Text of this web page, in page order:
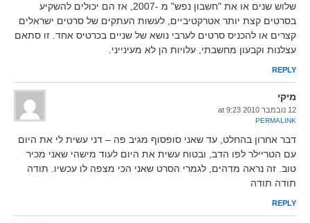
שלוש שנים או את "חשבון נפש" מ -2007, אז הם יכולים להשקיע
בסרטים קצת יותר אטרקטיביים, לעשות העתקים של סרטים ישראלים
קצרים או להכניס סרטים לערבי נושא של שניים בכרטיס אחד. זו סתאם
עצלנות וקבעון מחשבתי, עלויות הן לא מעינייני.
REPLY
מיקי
12 נובמבר 2010 at 9:23
PERMALINK
דבר אחרון בהחלט, עד שאני סופסוף מגיב פה – דני עשית לי את היום
עם הטריילר לפו הדב, ובטוח עשית את היום לעוד מישהי שאני מכיר
טוב. זה נראה מדהים, לגמרי הסרט שאני הכי מצפה לו עכשיו. תודה
תודה תודה
REPLY